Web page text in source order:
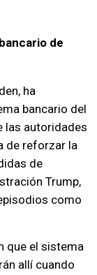
de
ha
bancario del
las autoridades
de reforzar la
de
Trump,
como
que el sistema
allí cuando